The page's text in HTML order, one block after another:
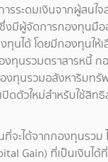
รระดมเงินจากผู้สนใ
งมีผู้จัดการกองทุนมื
ทุนได้ โดยมีกองทุนให้
งทุนรวมตราสารหนี้
งทุนรวมอสังหาริมทรั
ปิดตัวใหม่สำหรับใช้สิ
ะได้จากกองทุนรวม
Gain) ที่เป็นเงินไ